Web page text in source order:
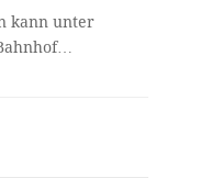
kann unter